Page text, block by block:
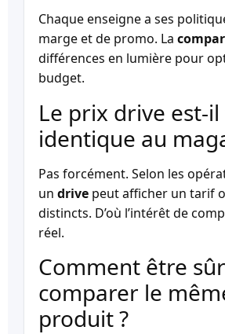
Chaque enseigne a ses
marge et de promo. La
différences en lumière pour
budget.
Le prix drive est-
identique au
Pas forcément. Selon les
un drive peut afficher un tarif
distincts. D’où l’intérêt de
réel.
Comment être
comparer le
produit ?